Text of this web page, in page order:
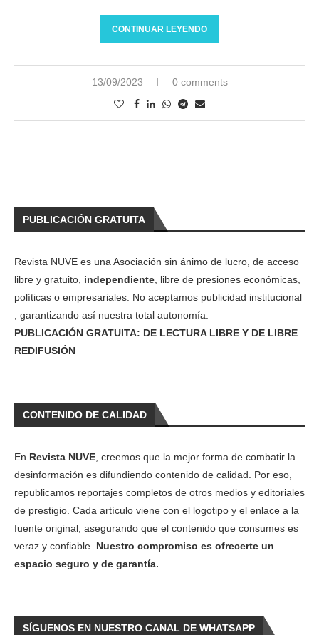
CONTINUAR LEYENDO
13/09/2023 0 comments
PUBLICACIÓN GRATUITA
Revista NUVE es una Asociación sin ánimo de lucro, de acceso
libre y gratuito, independiente , libre de presiones económicas,
políticas o empresariales. No aceptamos publicidad institucional
, garantizando así nuestra total autonomía.
PUBLICACIÓN GRATUITA: DE LECTURA LIBRE Y DE LIBRE
REDIFUSIÓN
CONTENIDO DE CALIDAD
En Revista NUVE , creemos que la mejor forma de combatir la
desinformación es difundiendo contenido de calidad. Por eso,
republicamos reportajes completos de otros medios y editoriales
de prestigio. Cada artículo viene con el logotipo y el enlace a la
fuente original, asegurando que el contenido que consumes es
veraz y confiable. Nuestro compromiso es ofrecerte un
espacio seguro y de garantía.
SÍGUENOS EN NUESTRO CANAL DE WHATSAPP